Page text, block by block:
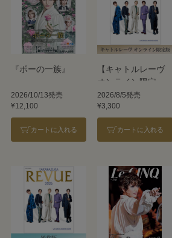
『ポーの一族』
2026/10/13発売
¥12,100
カートに入れる
【キャトルレーヴ
オンライン限定
版】TAKARAZUKA
REVUE 2026
2026/8/5発売
¥3,300
カートに入れる